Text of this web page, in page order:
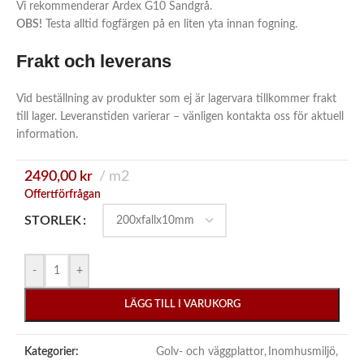
Vi rekommenderar Ardex G10 Sandgrå.
OBS! Testa alltid fogfärgen på en liten yta innan fogning.
Frakt och leverans
Vid beställning av produkter som ej är lagervara tillkommer frakt
till lager. Leveranstiden varierar – vänligen kontakta oss för aktuell
information.
2490,00 kr m2
Offertförfrågan
STORLEK
- +
LÄGG TILL I VARUKORG
Kategorier: Golv- och väggplattor, Inomhusmiljö,